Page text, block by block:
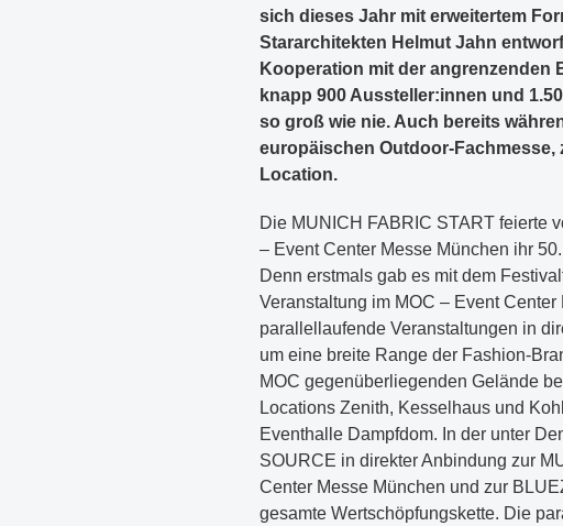
sich dieses Jahr mit erweitertem
Stararchitekten Helmut Jahn
Kooperation mit der angrenzenden
knapp 900 Aussteller:innen und
so groß wie nie. Auch bereits
europäischen Outdoor-Fachmesse,
Location.
Die MUNICH FABRIC START feierte
– Event Center Messe München ihr
Denn erstmals gab es mit dem
Veranstaltung im MOC – Event
parallellaufende Veranstaltungen in
um eine breite Range der Fashion-
MOC gegenüberliegenden Gelände
Locations Zenith, Kesselhaus und
Eventhalle Dampfdom. In der unter
SOURCE in direkter Anbindung zur
Center Messe München und zur
gesamte Wertschöpfungskette. Die